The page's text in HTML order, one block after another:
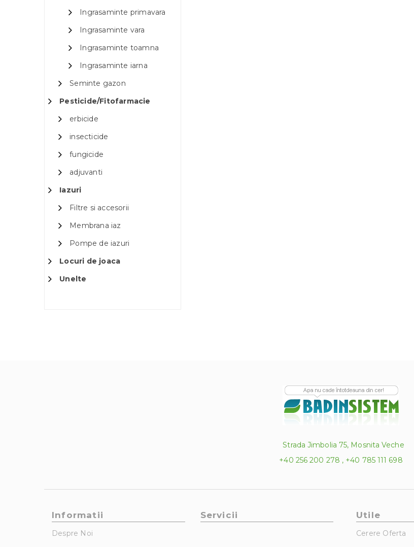
Ingrasaminte primavara
Ingrasaminte vara
Ingrasaminte toamna
Ingrasaminte iarna
Seminte gazon
Pesticide/Fitofarmacie
erbicide
insecticide
fungicide
adjuvanti
Iazuri
Filtre si accesorii
Membrana iaz
Pompe de iazuri
Locuri de joaca
Unelte
Strada Jimbolia 75, Mosnita Veche
+40 256 200 278 , +40 785 111 698
Informatii
Despre Noi
Servicii Utile
Cerere Oferta